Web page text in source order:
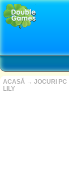
ACASĂ → JOCURI PC
LILY